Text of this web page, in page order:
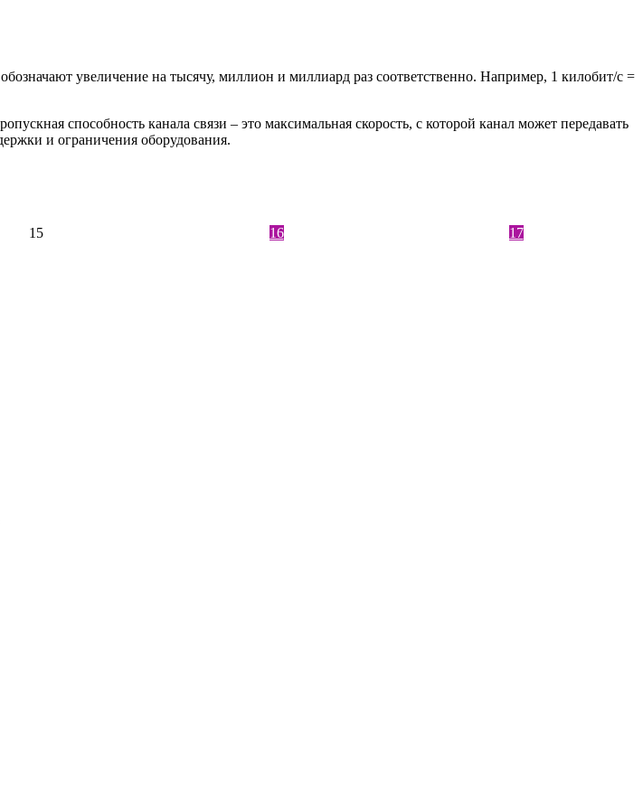
увеличение на тысячу, миллион и миллиард раз соответственно. Например, 1 килобит/с =
способность канала связи – это максимальная скорость, с которой канал может передавать
и ограничения оборудования.
15 16 17